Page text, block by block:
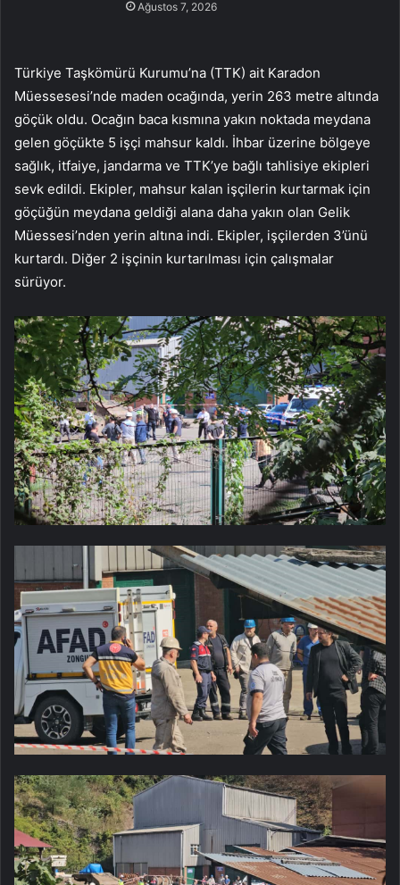
Ağustos 7, 2026
Türkiye Taşkömürü Kurumu’na (TTK) ait Karadon
Müessesesi’nde maden ocağında, yerin 263 metre altında
göçük oldu. Ocağın baca kısmına yakın noktada meydana
gelen göçükte 5 işçi mahsur kaldı. İhbar üzerine bölgeye
sağlık, itfaiye, jandarma ve TTK’ye bağlı tahlisiye ekipleri
sevk edildi. Ekipler, mahsur kalan işçilerin kurtarmak için
göçüğün meydana geldiği alana daha yakın olan Gelik
Müessesi’nden yerin altına indi. Ekipler, işçilerden 3’ünü
kurtardı. Diğer 2 işçinin kurtarılması için çalışmalar
sürüyor.